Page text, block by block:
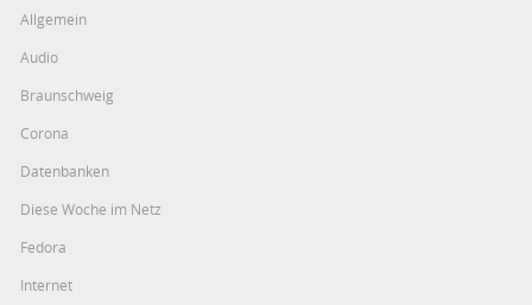
Allgemein
Audio
Braunschweig
Corona
Datenbanken
Diese Woche im Netz
Fedora
Internet